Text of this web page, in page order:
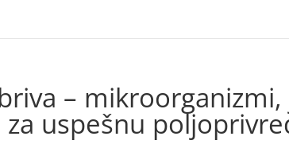
–
uspešnu